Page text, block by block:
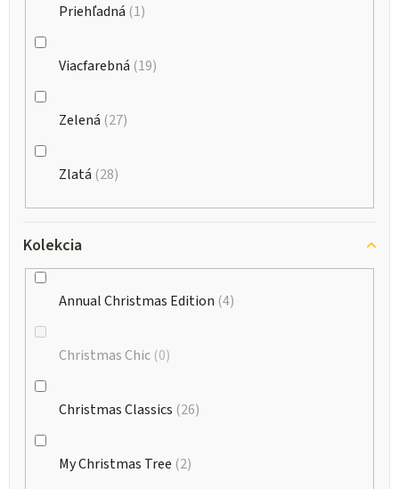
Priehľadná 1
Viacfarebná 19
Zelená 27
Zlatá 28
Kolekcia
Annual Christmas Edition 4
Christmas Chic 0
Christmas Classics 26
My Christmas Tree 2